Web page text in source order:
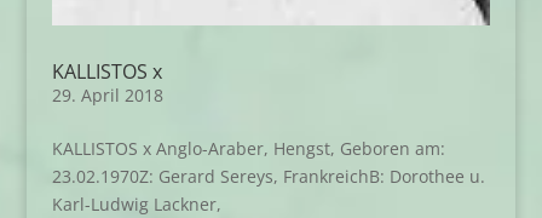
KALLISTOS x
29. April 2018
KALLISTOS x Anglo-Araber, Hengst, Geboren am:
23.02.1970Z: Gerard Sereys, FrankreichB: Dorothee u.
Karl-Ludwig Lackner,